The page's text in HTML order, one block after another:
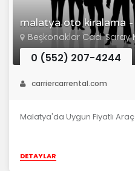
malatya oto kiralama
Beşkonaklar Cad. Saray
0 (552) 207-4244
carriercarrental.com
Malatya'da Uygun Fiyatlı
DETAYLAR